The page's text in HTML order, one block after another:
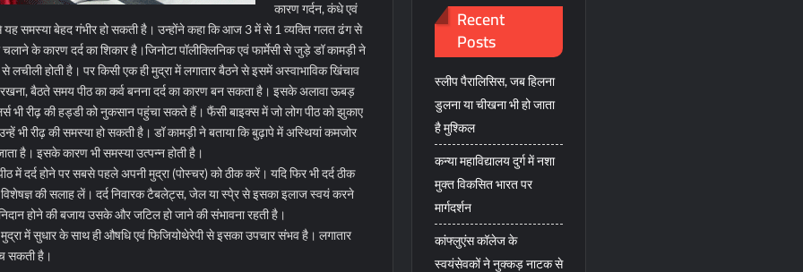
कारण गर्दन, कंधे एवं
से यह समस्या बेहद गंभीर हो सकती है। उन्होंने कहा कि आज 3 में से 1 व्यक्ति गलत ढंग से
के कारण दर्द का शिकार है।जिनोटा पॉलीक्लिनिक एवं फार्मेसी से जुड़े डॉ कामड़ी ने
लचीली होती है। पर किसी एक ही मुद्रा में लगातार बैठने से इसमें अस्वाभाविक खिंचाव
रखना, बैठते समय पीठ का कर्व बनना दर्द का कारण बन सकता है। इसके अलावा ऊबड़
भी रीढ़ की हड्डी को नुकसान पहुंचा सकते हैं। फैंसी बाइक्स में जो लोग पीठ को झुकाए
भी रीढ़ की समस्या हो सकती है। डॉ कामड़ी ने बताया कि बुढ़ापे में अस्थियां कमजोर
है। इसके कारण भी समस्या उत्पन्न होती है।
में दर्द होने पर सबसे पहले अपनी मुद्रा (पोस्चर) को ठीक करें। यदि फिर भी दर्द ठीक
विशेषज्ञ की सलाह लें। दर्द निवारक टैबलेट्स, जेल या स्पे्र से इसका इलाज स्वयं करने
होने की बजाय उसके और जटिल हो जाने की संभावना रहती है।
में सुधार के साथ ही औषधि एवं फिजियोथेरेपी से इसका उपचार संभव है। लगातार
सकती है।
Recent
Posts
स्लीप पैरालिसिस, जब हिलना
डुलना या चीखना भी हो जाता
है मुश्किल
कन्या महाविद्यालय दुर्ग में नशा
मुक्त विकसित भारत पर
मार्गदर्शन
कांफ्लुएंस कॉलेज के
स्वयंसेवकों ने नुक्कड़ नाटक से